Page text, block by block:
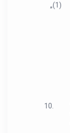
„(1)
10.